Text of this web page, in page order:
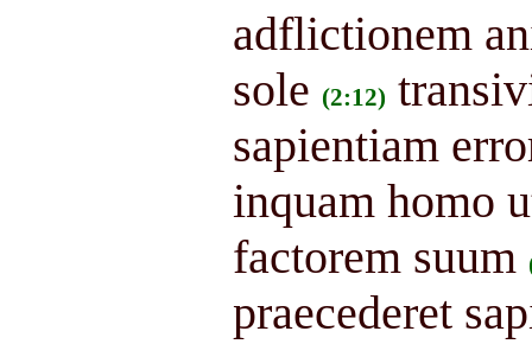
adflictionem
sole (2:12)
sapientiam
inquam homo
factorem suum
praecederet